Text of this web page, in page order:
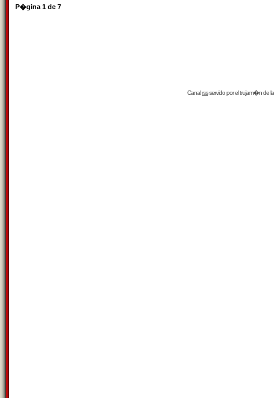
P�gina 1 de 7
Canalrssservido por eltrujam�nde